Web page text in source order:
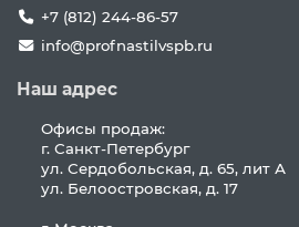
+7 (812) 244-86-57
info@profnastilvspb.ru
Наш адрес
Офисы продаж:
г. Санкт-Петербург
ул. Сердобольская, д. 65, лит А
ул. Белоостровская, д. 17